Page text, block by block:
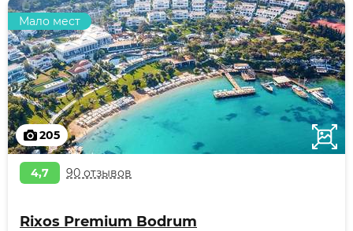
205
Мало мест
4,7 90 отзывов
Rixos Premium Bodrum